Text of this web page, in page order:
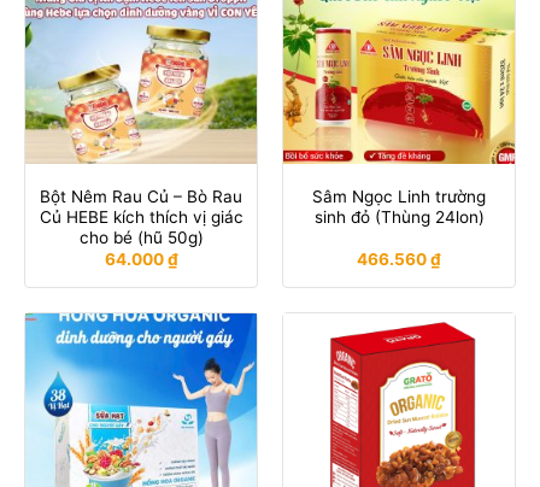
Bột Nêm Rau Củ – Bò Rau
Củ HEBE kích thích vị giác
cho bé (hũ 50g)
64.000₫
Sâm Ngọc Linh trường
sinh đỏ (Thùng 24lon)
466.560₫